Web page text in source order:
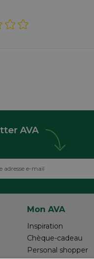
AVA
Mon AVA
Inspiration
Chèque-cadeau
Personal shopper